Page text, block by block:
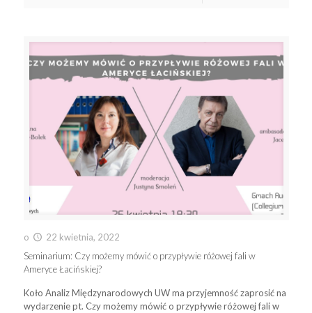
o
22 kwietnia, 2022
Seminarium: Czy możemy mówić o przypływie różowej fali w
Ameryce Łacińskiej?
Koło Analiz Międzynarodowych UW ma przyjemność zaprosić na
wydarzenie pt. Czy możemy mówić o przypływie różowej fali w